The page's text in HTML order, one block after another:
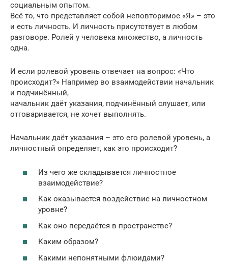
социальным опытом.
Всё то, что представляет собой неповторимое «Я» – это
и есть личность. И личность присутствует в любом
разговоре. Ролей у человека множество, а личность
одна.
И если ролевой уровень отвечает на вопрос: «Что
происходит?» Например во взаимодействии начальник
и подчинённый,
начальник даёт указания, подчинённый слушает, или
отговаривается, не хочет выполнять.
Начальник даёт указания – это его ролевой уровень, а
личностный определяет, как это происходит?
Из чего же складывается личностное
взаимодействие?
Как оказывается воздействие на личностном
уровне?
Как оно передаётся в пространстве?
Каким образом?
Какими непонятными флюидами?